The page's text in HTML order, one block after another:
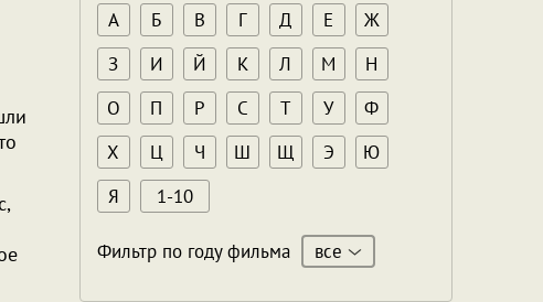
А Б В Г Д Е
Ж
З
И Й К Л М
Н
О
П Р С Т У
Ф
Х
Ц Ч Ш Щ Э
Ю
Я
1-10
Фильтр по году фильма все